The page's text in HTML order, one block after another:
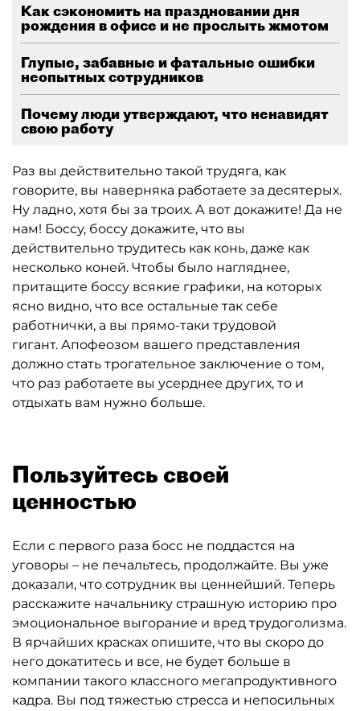
Как сэкономить на праздновании дня
рождения в офисе и не прослыть жмотом
Глупые, забавные и фатальные ошибки
неопытных сотрудников
Почему люди утверждают, что ненавидят
свою работу
Раз вы действительно такой трудяга, как
говорите, вы наверняка работаете за десятерых.
Ну ладно, хотя бы за троих. А вот докажите! Да не
нам! Боссу, боссу докажите, что вы
действительно трудитесь как конь, даже как
несколько коней. Чтобы было нагляднее,
притащите боссу всякие графики, на которых
ясно видно, что все остальные так себе
работнички, а вы прямо-таки трудовой
гигант. Апофеозом вашего представления
должно стать трогательное заключение о том,
что раз работаете вы усерднее других, то и
отдыхать вам нужно больше.
Пользуйтесь своей
ценностью
Если с первого раза босс не поддастся на
уговоры – не печальтесь, продолжайте. Вы уже
доказали, что сотрудник вы ценнейший. Теперь
расскажите начальнику страшную историю про
эмоциональное выгорание и вред трудоголизма.
В ярчайших красках опишите, что вы скоро до
него докатитесь и все, не будет больше в
компании такого классного мегапродуктивного
кадра. Вы под тяжестью стресса и непосильных